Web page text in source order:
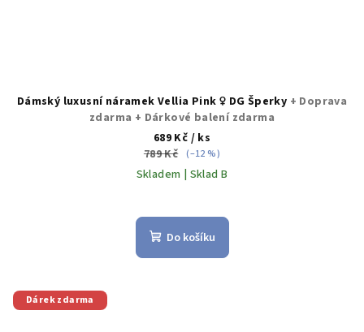
Dámský luxusní náramek Vellia Pink ♀️ DG Šperky + Doprava
zdarma + Dárkové balení zdarma
689 Kč / ks
789 Kč (–12 %)
Skladem | Sklad B
Do košíku
Dárek zdarma